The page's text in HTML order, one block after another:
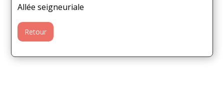
Allée seigneuriale
Retour